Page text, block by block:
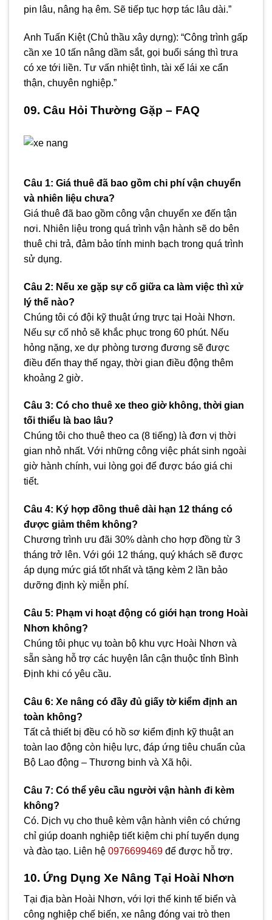
pin lâu, nâng hạ êm. Sẽ tiếp tục hợp tác lâu dài.”
Anh Tuấn Kiệt (Chủ thầu xây dựng): “Công trình gấp
cần xe 10 tấn nâng dầm sắt, gọi buổi sáng thì trưa
có xe tới liền. Tư vấn nhiệt tình, tài xế lái xe cẩn
thận, chuyên nghiệp.”
09. Câu Hỏi Thường Gặp – FAQ
Câu 1: Giá thuê đã bao gồm chi phí vận chuyển
và nhiên liệu chưa?
Giá thuê đã bao gồm công vận chuyển xe đến tận
nơi. Nhiên liệu trong quá trình vận hành sẽ do bên
thuê chi trả, đảm bảo tính minh bạch trong quá trình
sử dụng.
Câu 2: Nếu xe gặp sự cố giữa ca làm việc thì xử
lý thế nào?
Chúng tôi có đội kỹ thuật ứng trực tại Hoài Nhơn.
Nếu sự cố nhỏ sẽ khắc phục trong 60 phút. Nếu
hỏng nặng, xe dự phòng tương đương sẽ được
điều đến thay thế ngay, thời gian điều động thêm
khoảng 2 giờ.
Câu 3: Có cho thuê xe theo giờ không, thời gian
tối thiểu là bao lâu?
Chúng tôi cho thuê theo ca (8 tiếng) là đơn vị thời
gian nhỏ nhất. Với những công việc phát sinh ngoài
giờ hành chính, vui lòng gọi để được báo giá chi
tiết.
Câu 4: Ký hợp đồng thuê dài hạn 12 tháng có
được giảm thêm không?
Chương trình ưu đãi 30% dành cho hợp đồng từ 3
tháng trở lên. Với gói 12 tháng, quý khách sẽ được
áp dụng mức giá tốt nhất và tặng kèm 2 lần bảo
dưỡng định kỳ miễn phí.
Câu 5: Phạm vi hoạt động có giới hạn trong Hoài
Nhơn không?
Chúng tôi phục vụ toàn bộ khu vực Hoài Nhơn và
sẵn sàng hỗ trợ các huyện lân cận thuộc tỉnh Bình
Định khi có yêu cầu.
Câu 6: Xe nâng có đầy đủ giấy tờ kiểm định an
toàn không?
Tất cả thiết bị đều có hồ sơ kiểm định kỹ thuật an
toàn lao động còn hiệu lực, đáp ứng tiêu chuẩn của
Bộ Lao động – Thương binh và Xã hội.
Câu 7: Có thể yêu cầu người vận hành đi kèm
không?
Có. Dịch vụ cho thuê kèm vận hành viên có chứng
chỉ giúp doanh nghiệp tiết kiệm chi phí tuyển dụng
và đào tạo. Liên hệ 0976699469 để được hỗ trợ.
10. Ứng Dụng Xe Nâng Tại Hoài Nhơn
Tại địa bàn Hoài Nhơn, với lợi thế kinh tế biển và
công nghiệp chế biến, xe nâng đóng vai trò then